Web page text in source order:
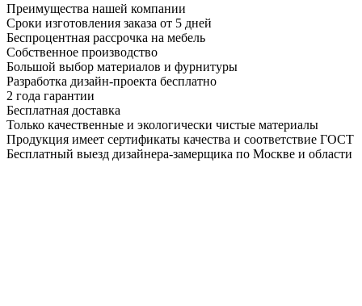
Преимущества нашей компании
Сроки изготовления заказа от 5 дней
Беспроцентная рассрочка на мебель
Собственное производство
Большой выбор материалов и фурнитуры
Разработка дизайн-проекта бесплатно
2 года гарантии
Бесплатная доставка
Только качественные и экологически чистые материалы
Продукция имеет сертификаты качества и соответствие ГОСТ
Бесплатный выезд дизайнера-замерщика по Москве и области